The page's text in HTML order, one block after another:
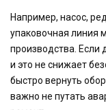
Например, насос,
упаковочная линия
производства. Если
и это не снижает
быстро вернуть
важно не путать